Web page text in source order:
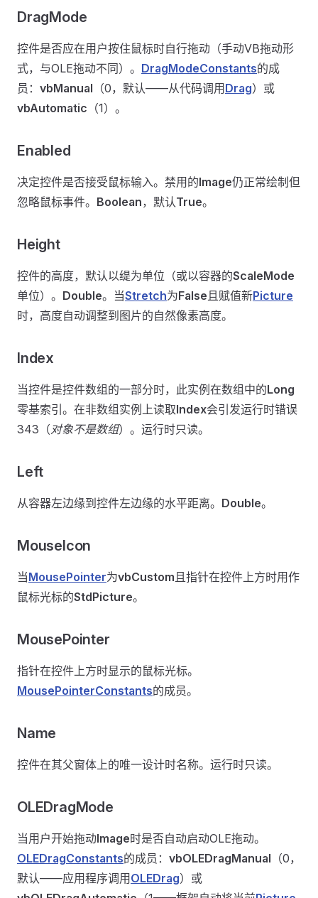
DragMode
控件是否应在用户按住鼠标时自行拖动（手动VB拖动形
式，与OLE拖动不同）。 DragModeConstants的成
员： vbManual （0，默认——从代码调用 Drag）或
vbAutomatic （1）。
Enabled
决定控件是否接受鼠标输入。禁用的Image仍正常绘制但
忽略鼠标事件。 Boolean，默认True。
Height
控件的高度，默认以缇为单位（或以容器的ScaleMode
单位）。 Double。当Stretch为False且赋值新Picture
时，高度自动调整到图片的自然像素高度。
Index
当控件是控件数组的一部分时，此实例在数组中的Long
零基索引。在非数组实例上读取Index会引发运行时错误
343（对象不是数组）。运行时只读。
Left
从容器左边缘到控件左边缘的水平距离。 Double。
MouseIcon
当MousePointer为vbCustom且指针在控件上方时用作
鼠标光标的StdPicture。
MousePointer
指针在控件上方时显示的鼠标光标。
MousePointerConstants的成员。
Name
控件在其父窗体上的唯一设计时名称。运行时只读。
OLEDragMode
当用户开始拖动Image时是否自动启动OLE拖动。
OLEDragConstants的成员： vbOLEDragManual （0，
默认——应用程序调用 OLEDrag）或